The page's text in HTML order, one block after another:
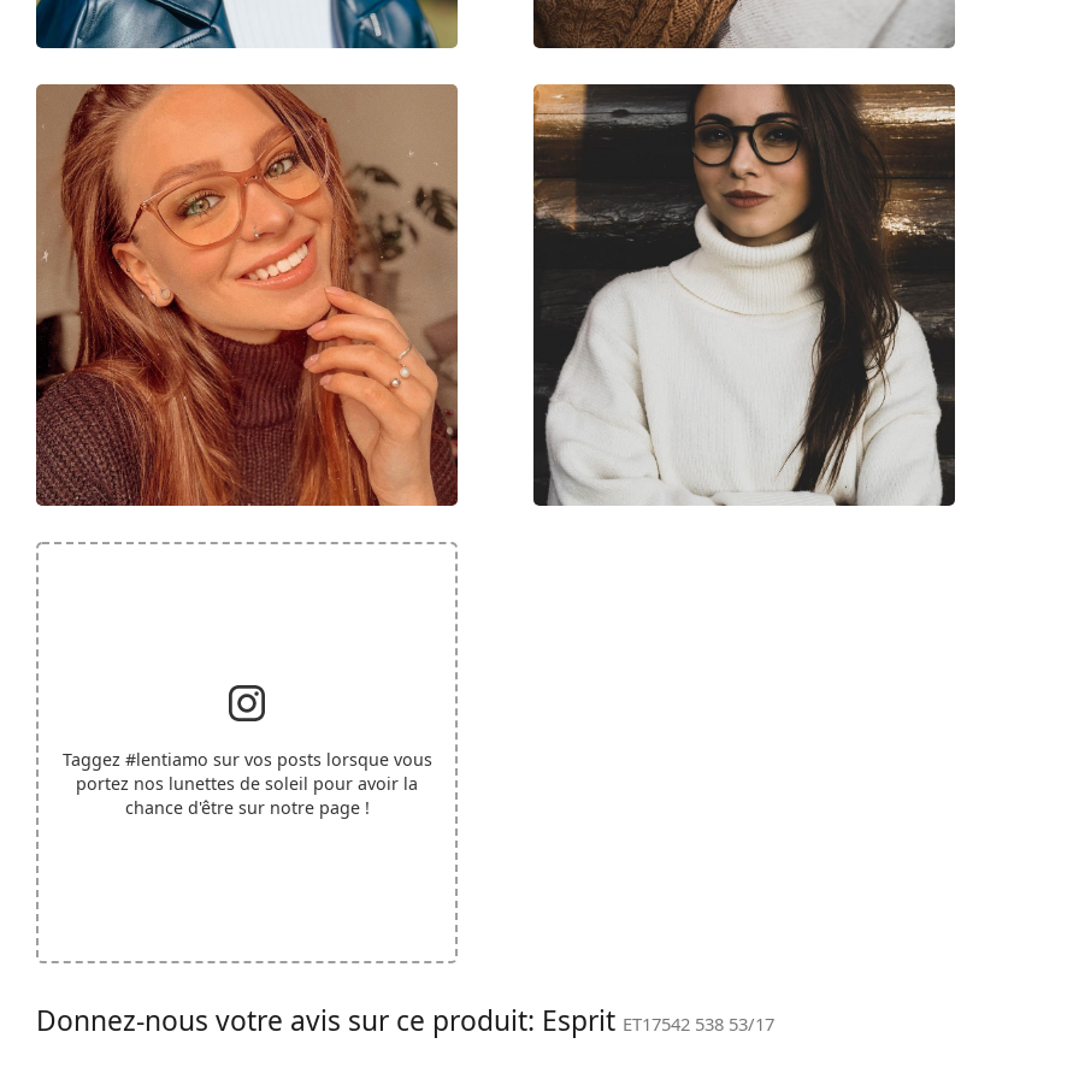
Taggez #lentiamo sur vos posts lorsque vous
portez nos lunettes de soleil pour avoir la
chance d'être sur notre page !
Donnez-nous votre avis sur ce produit: Esprit ET17542 538 53/17